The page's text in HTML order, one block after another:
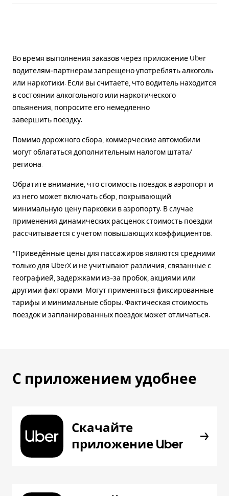
Во время выполнения заказов через приложение Uber
водителям-партнерам запрещено употреблять алкоголь
или наркотики. Если вы считаете, что водитель находится
в состоянии алкогольного или наркотического
опьянения, попросите его немедленно
завершить поездку.
Помимо дорожного сбора, коммерческие автомобили
могут облагаться дополнительным налогом штата/
региона.
Обратите внимание, что стоимость поездок в аэропорт и
из него может включать сбор, покрывающий
минимальную цену парковки в аэропорту. В случае
применения динамических расценок стоимость поездки
рассчитывается с учетом повышающих коэффициентов.
*Приведённые цены для пассажиров являются средними
только для UberX и не учитывают различия, связанные с
географией, задержками из-за пробок, акциями или
другими факторами. Могут применяться фиксированные
тарифы и минимальные сборы. Фактическая стоимость
поездок и запланированных поездок может отличаться.
С приложением удобнее
Скачайте
приложение Uber